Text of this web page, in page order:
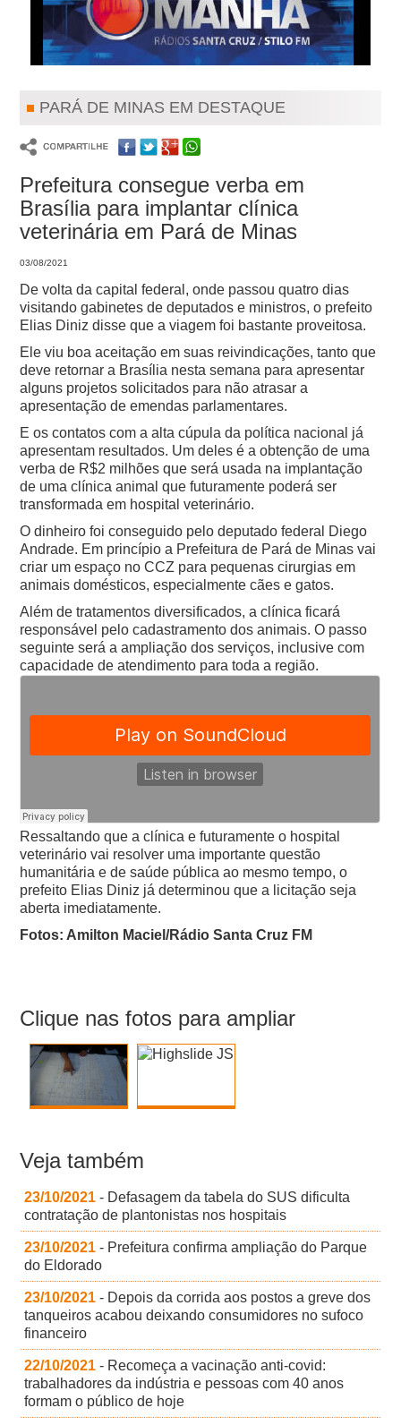
PARÁ DE MINAS EM DESTAQUE
Prefeitura consegue verba em
Brasília para implantar clínica
veterinária em Pará de Minas
03/08/2021
De volta da capital federal, onde passou quatro dias
visitando gabinetes de deputados e ministros, o prefeito
Elias Diniz disse que a viagem foi bastante proveitosa.
Ele viu boa aceitação em suas reivindicações, tanto que
deve retornar a Brasília nesta semana para apresentar
alguns projetos solicitados para não atrasar a
apresentação de emendas parlamentares.
E os contatos com a alta cúpula da política nacional já
apresentam resultados. Um deles é a obtenção de uma
verba de R$2 milhões que será usada na implantação
de uma clínica animal que futuramente poderá ser
transformada em hospital veterinário.
O dinheiro foi conseguido pelo deputado federal Diego
Andrade. Em princípio a Prefeitura de Pará de Minas vai
criar um espaço no CCZ para pequenas cirurgias em
animais domésticos, especialmente cães e gatos.
Além de tratamentos diversificados, a clínica ficará
responsável pelo cadastramento dos animais. O passo
seguinte será a ampliação dos serviços, inclusive com
capacidade de atendimento para toda a região.
Ressaltando que a clínica e futuramente o hospital
veterinário vai resolver uma importante questão
humanitária e de saúde pública ao mesmo tempo, o
prefeito Elias Diniz já determinou que a licitação seja
aberta imediatamente.
Fotos: Amilton Maciel/Rádio Santa Cruz FM
Clique nas fotos para ampliar
Veja também
23/10/2021 - Defasagem da tabela do SUS dificulta
contratação de plantonistas nos hospitais
23/10/2021 - Prefeitura confirma ampliação do Parque
do Eldorado
23/10/2021 - Depois da corrida aos postos a greve dos
tanqueiros acabou deixando consumidores no sufoco
financeiro
22/10/2021 - Recomeça a vacinação anti-covid:
trabalhadores da indústria e pessoas com 40 anos
formam o público de hoje